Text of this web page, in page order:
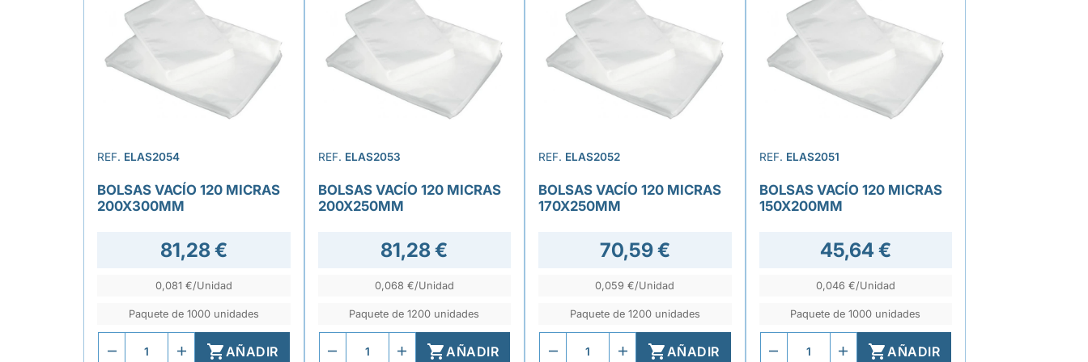
REF. ELAS2054
BOLSAS VACÍO 120 MICRAS
200X300MM
81,28 €
0,081 €/Unidad
Paquete de 1000 unidades
AÑADIR
REF. ELAS2053
BOLSAS VACÍO 120 MICRAS
200X250MM
81,28 €
0,068 €/Unidad
Paquete de 1200 unidades
AÑADIR
REF. ELAS2052
BOLSAS VACÍO 120 MICRAS
170X250MM
70,59 €
0,059 €/Unidad
Paquete de 1200 unidades
AÑADIR
REF. ELAS2051
BOLSAS VACÍO 120 MICRAS
150X200MM
45,64 €
0,046 €/Unidad
Paquete de 1000 unidades
AÑADIR